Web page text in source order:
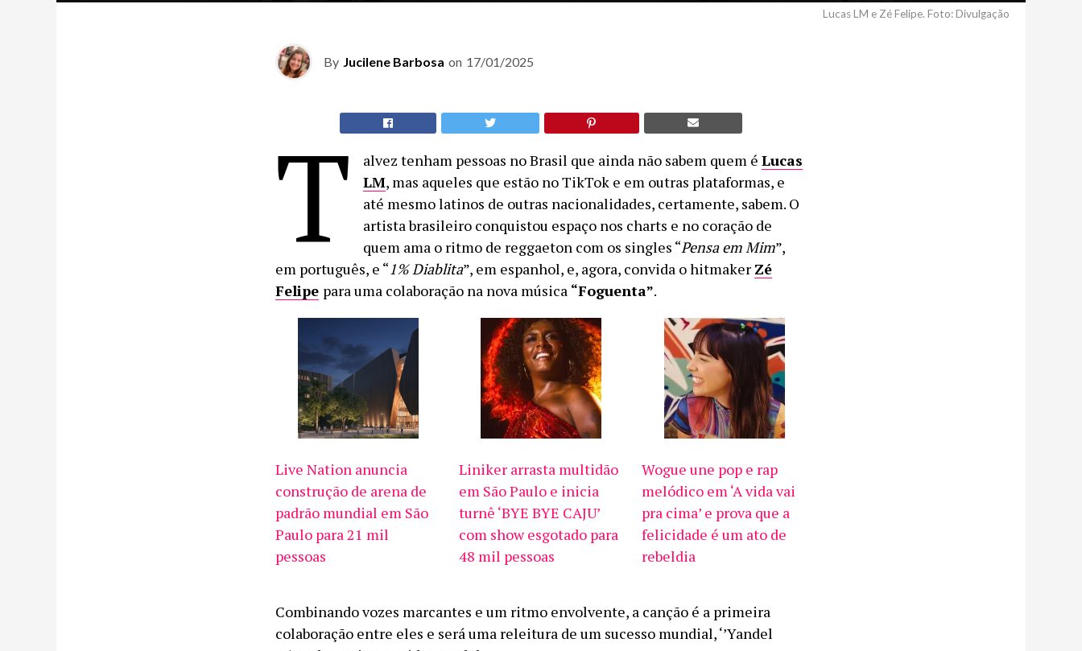
Lucas LM e Zé Felipe. Foto: Divulgação
By Jucilene Barbosa on 17/01/2025
T alvez tenham pessoas no Brasil que ainda não sabem quem éLucas
LM, mas aqueles que estão no TikTok e em outras plataformas, e
até mesmo latinos de outras nacionalidades, certamente, sabem. O
artista brasileiro conquistou espaço nos charts e no coração de
quem ama o ritmo de reggaeton com os singles “Pensa em Mim”,
em português, e “1% Diablita”, em espanhol, e, agora, convida o hitmaker Zé
Felipe para uma colaboração na nova música “Foguenta”.
Live Nation anuncia
construção de arena de
padrão mundial em São
Paulo para 21 mil
pessoas
Liniker arrasta multidão
em São Paulo e inicia
turnê ‘BYE BYE CAJU’
com show esgotado para
48 mil pessoas
Wogue une pop e rap
melódico em ‘A vida vai
pra cima’ e prova que a
felicidade é um ato de
rebeldia
Combinando vozes marcantes e um ritmo envolvente, a canção é a primeira
colaboração entre eles e será uma releitura de um sucesso mundial, ‘’Yandel